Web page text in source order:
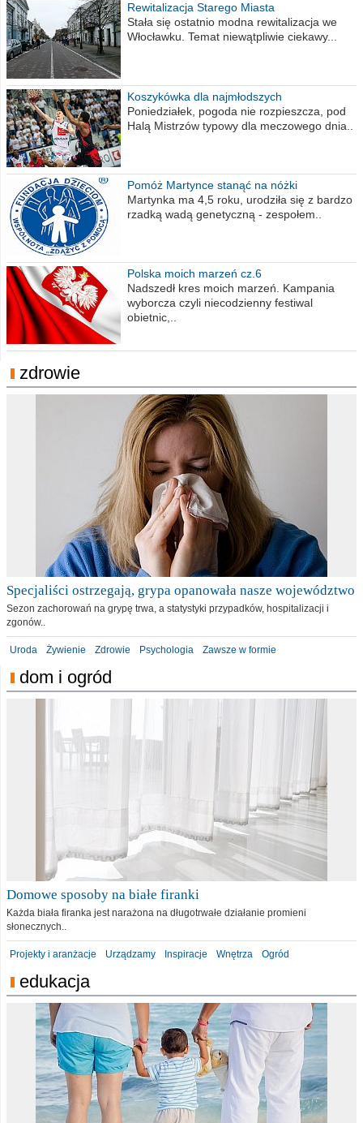
Rewitalizacja Starego Miasta
Stała się ostatnio modna rewitalizacja we
Włocławku. Temat niewątpliwie ciekawy...
Koszykówka dla najmłodszych
Poniedziałek, pogoda nie rozpieszcza, pod
Halą Mistrzów typowy dla meczowego dnia..
Pomóż Martynce stanąć na nóżki
Martynka ma 4,5 roku, urodziła się z bardzo
rzadką wadą genetyczną - zespołem..
Polska moich marzeń cz.6
Nadszedł kres moich marzeń. Kampania
wyborcza czyli niecodzienny festiwal
obietnic,..
zdrowie
Specjaliści ostrzegają, grypa opanowała nasze województwo
Sezon zachorowań na grypę trwa, a statystyki przypadków, hospitalizacji i
zgonów..
Uroda Żywienie Zdrowie Psychologia Zawsze w formie
dom i ogród
Domowe sposoby na białe firanki
Każda biała firanka jest narażona na długotrwałe działanie promieni
słonecznych..
Projekty i aranżacje Urządzamy Inspiracje Wnętrza Ogród
edukacja